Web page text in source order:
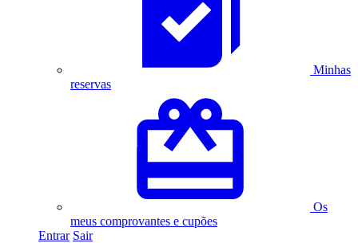
Minhas
reservas
Os
meus comprovantes e cupões
Entrar Sair